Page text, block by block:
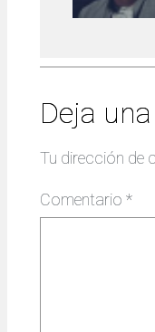
Deja
Tu dirección de
Comentario *